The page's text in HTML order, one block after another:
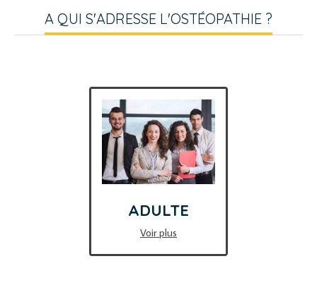
A QUI S'ADRESSE L'OSTÉOPATHIE ?
GROSSESSE
Voir plus
ADO
Voir plus
ADULTE
Voir plus